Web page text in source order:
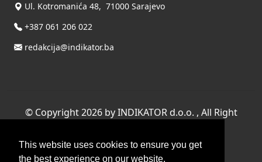
This website uses cookies to ensure you get
the best experience on our website.
Ul. Kotromanića 48, 71000 Sarajevo
+387 061 206 022
redakcija@indikator.ba
© Copyright 2026 by INDIKATOR d.o.o. , All Right
Terms Of Use|Privacy Statement